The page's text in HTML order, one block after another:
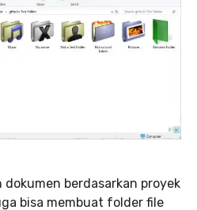
dokumen berdasarkan proyek
bisa membuat folder file